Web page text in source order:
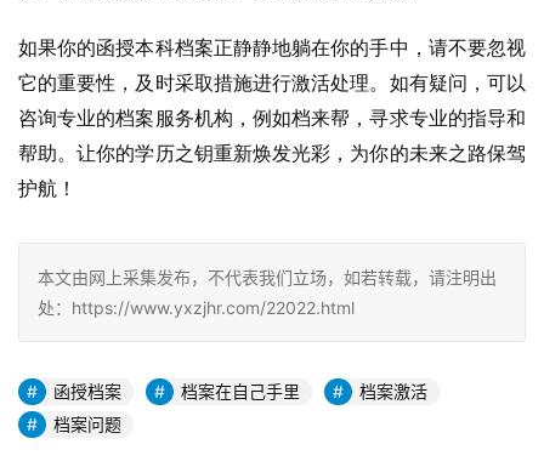
如果你的函授本科档案正静静地躺在你的手中，请不要忽视
它的重要性，及时采取措施进行激活处理。如有疑问，可以
咨询专业的档案服务机构，例如档来帮，寻求专业的指导和
帮助。让你的学历之钥重新焕发光彩，为你的未来之路保驾
护航！
本文由网上采集发布，不代表我们立场，如若转载，请注明出
处：https://www.yxzjhr.com/22022.html
函授档案 档案在自己手里
档案激活
档案问题